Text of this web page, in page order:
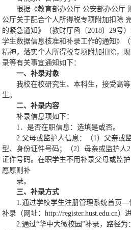
根据《教育部办公厅 公安部办公厅
公厅关于配合个人所得税专项附加扣除
的紧急通知》（教财厅函〔2018〕29号
学生数据信息核准和补录工作的通知》
精神，落实个人所得税专项附加扣除，
录等有关事宜通知如下：
一、补录对象
我校在校研究生、本科生，接受高
生。
二、补录内容
补录信息项如下：
1．是否在职信息：选填是或否。
2.父母或监护人信息：（1）父亲或
型、身份证件号码；（2）母亲或监护人
证件号码。在职学生不用补录父母或监
愿原则补
录。
三、补录方式
1.通过学校学生注册管理系统首页
补录（网址：http://register.hust.edu.cn）
2.通过“华中大微校园”补录，路径